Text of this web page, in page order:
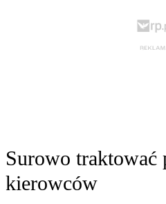
Surowo traktować
kierowców